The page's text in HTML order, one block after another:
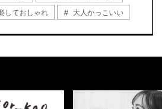
しておしゃれ 大人かっこいい